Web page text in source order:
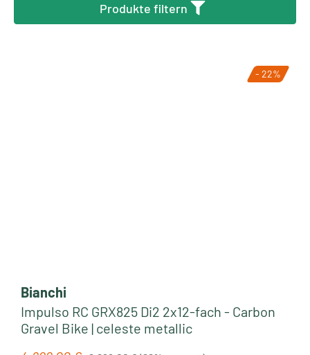
Produkte filtern
- 22%
Bianchi
Impulso RC GRX825 Di2 2x12-fach - Carbon
Gravel Bike | celeste metallic
Regulärer Preis: